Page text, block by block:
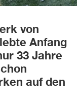
von
Anfang
33 Jahre
auf den